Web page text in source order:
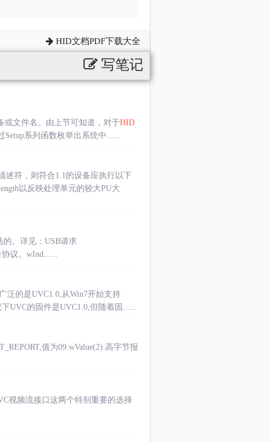
HID文档PDF下载大全
写笔记
或文件名。由上节可知道，对于HID
Setup系列函数枚举出系统中......
述符，则符合1.1的设备应执行以下
以反映处理单元的较大PU大
的。详见：USB请求
协议。wInd......
泛的是UVC1.0,从Win7开始支持
UVC的固件是UVC1.0,但随着固......
值为09.wValue(2):高字节报
视频流接口这两个特别重要的选择